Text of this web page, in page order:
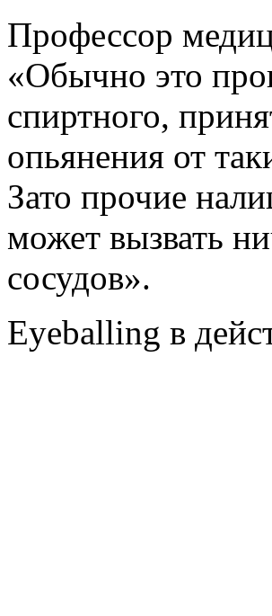
Профессор
«Обычно это
спиртного,
опьянения от
Зато прочие
может вызвать
сосудов».
Eyeballing в